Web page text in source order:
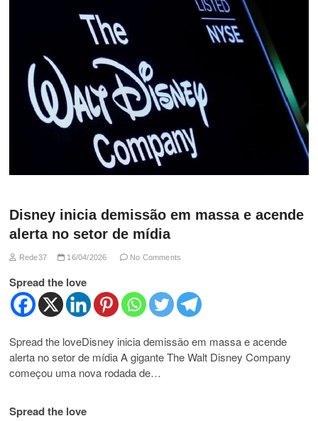
Disney inicia demissão em massa e acende
alerta no setor de mídia
Rede37 16/04/2026 No Comments
Spread the love
Spread the loveDisney inicia demissão em massa e acende
alerta no setor de mídia A gigante The Walt Disney Company
começou uma nova rodada de…
Spread the love